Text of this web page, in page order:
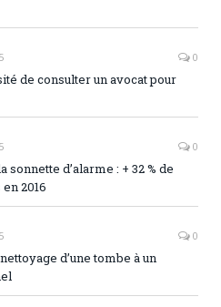
0
de consulter un avocat pour
0
sonnette d’alarme : + 32 % de
2016
0
d’une tombe à un